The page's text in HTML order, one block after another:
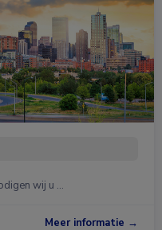
wij u …
Meer informatie →